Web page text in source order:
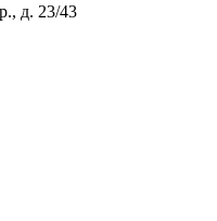
д. 23/43